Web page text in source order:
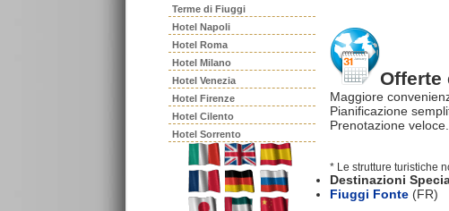
Terme di Fiuggi
Hotel Napoli
Hotel Roma
Hotel Milano
Hotel Venezia
Hotel Firenze
Hotel Cilento
Hotel Sorrento
Offerte
Maggiore
Pianificazione
Prenotazione veloce.
* Le strutture turistiche
Destinazioni
Fiuggi Fonte (FR)